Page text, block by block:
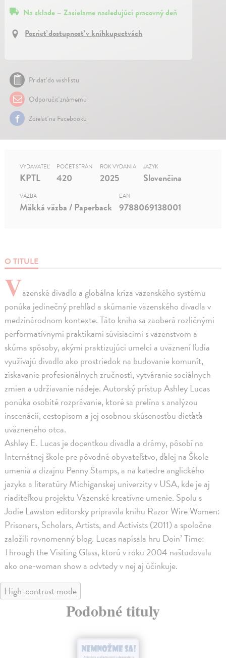
Na sklade – Zasielame nasledujúci pracovný deň
Pozrieť dostupnosť v kníhkupectvách
Pridať do wishlistu
Odporučiť známemu
Zdielať na Facebooku
O TITULE
Väzenské divadlo a globálna kríza väzenského systému
ponúka jedinečný prehľad a skúmanie väzenského divadla v
medzinárodnom kontexte. Táto kniha sa zaoberá rozličnými
performatívnymi praktikami súvisiacimi s väzenstvom a
skúma spôsoby, akými praktizujúci umelci a uväznení ľudia
využívajú divadlo ako prostriedok na budovanie komunít,
získavanie profesionálnych zručností, vytváranie sociálnych
zmien a udržiavanie nádeje. Autorský prístup Ashley Lucas
ponúka osobité rozprávanie, ktoré sa prelína s analýzou
inscenácií, cestopisom a jej osobnou skúsenosťou dieťaťa
uväzneného otca.
Ashley E. Lucas je docentkou divadla a drámy, pôsobí na
Internátnej škole pre pôvodné obyvateľstvo, ďalej na Škole
umenia a dizajnu Penny Stamps, a na katedre anglického
jazyka a literatúry Michiganskej univerzity v USA, kde je aj
riaditeľkou projektu Väzenské kreatívne umenie. Spolu s
Jodie Lawston editorsky pripravila knihu Razor Wire Women:
Prisoners, Scholars, Artists, and Activists (2011) a spoločne
založili rovnomenný blog. Lucas napísala hru Doin’ Time:
Through the Visiting Glass, ktorú v roku 2004 naštudovala
ako one-woman show a odvtedy v nej aj účinkuje.
VYDAVATEĽ
KPTL
POČET STRÁN
420
ROK VYDANIA
2025
JAZYK
Slovenčina
VÄZBA
Mäkká väzba / Paperback
EAN
9788069138001
High-contrast mode
Podobné tituly